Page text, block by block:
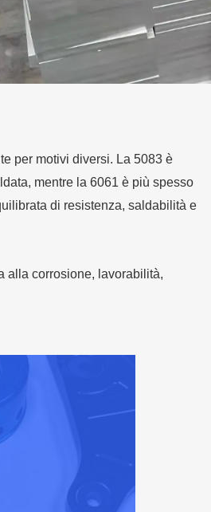
per motivi diversi. La 5083 è
mentre la 6061 è più spesso
di resistenza, saldabilità e
alla corrosione, lavorabilità,